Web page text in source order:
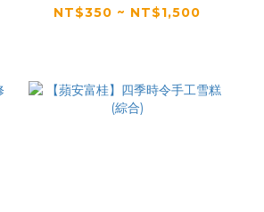
水×舒緩×修護｜【KS】
NT$350 ~ NT$1,500